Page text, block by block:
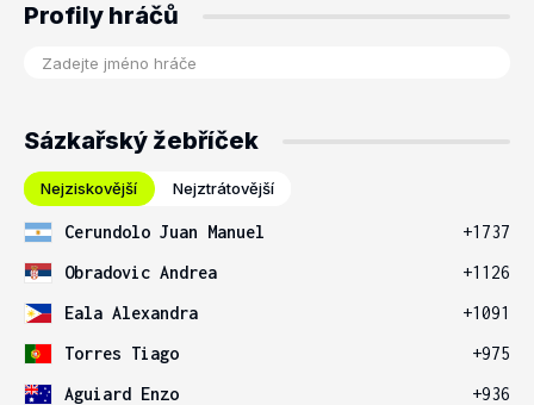
Profily hráčů
Sázkařský žebříček
Nejziskovější Nejztrátovější
Cerundolo Juan Manuel
+1737
Obradovic Andrea
+1126
Eala Alexandra
+1091
Torres Tiago
+975
Aguiard Enzo
+936